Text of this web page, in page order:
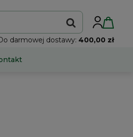
darmowej dostawy: 400,00 zł